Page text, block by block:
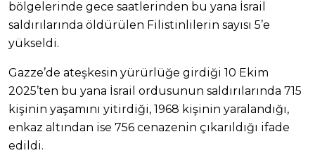
bölgelerinde gece saatlerinden bu yana İsrail
saldırılarında öldürülen Filistinlilerin sayısı 5’e
yükseldi.
Gazze’de ateşkesin yürürlüğe girdiği 10 Ekim
2025’ten bu yana İsrail ordusunun saldırılarında 715
kişinin yaşamını yitirdiği, 1968 kişinin yaralandığı,
enkaz altından ise 756 cenazenin çıkarıldığı ifade
edildi.